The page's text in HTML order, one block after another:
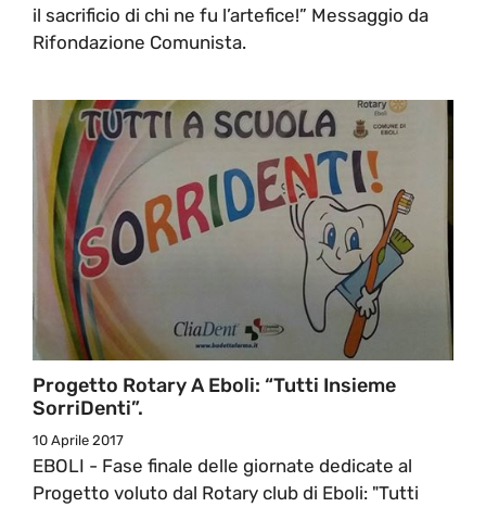
il sacrificio di chi ne fu l’artefice!” Messaggio da
Rifondazione Comunista.
Progetto Rotary A Eboli: “Tutti Insieme
SorriDenti”.
10 Aprile 2017
EBOLI - Fase finale delle giornate dedicate al
Progetto voluto dal Rotary club di Eboli: "Tutti